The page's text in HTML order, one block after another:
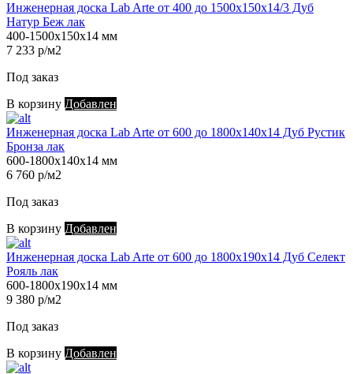
Инженерная доска Lab Arte от 400 до 1500х150х14/3 Дуб
Натур Беж лак
400-1500х150х14 мм
7 233 р/м2
Под заказ
В корзину Добавлен
Инженерная доска Lab Arte от 600 до 1800х140х14 Дуб Рустик
Бронза лак
600-1800х140х14 мм
6 760 р/м2
Под заказ
В корзину Добавлен
Инженерная доска Lab Arte от 600 до 1800х190х14 Дуб Селект
Рояль лак
600-1800х190х14 мм
9 380 р/м2
Под заказ
В корзину Добавлен